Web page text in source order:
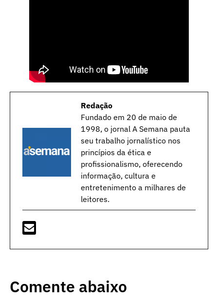
Redação
Fundado em 20 de maio de
1998, o jornal A Semana pauta
seu trabalho jornalístico nos
princípios da ética e
profissionalismo, oferecendo
informação, cultura e
entretenimento a milhares de
leitores.
Comente abaixo